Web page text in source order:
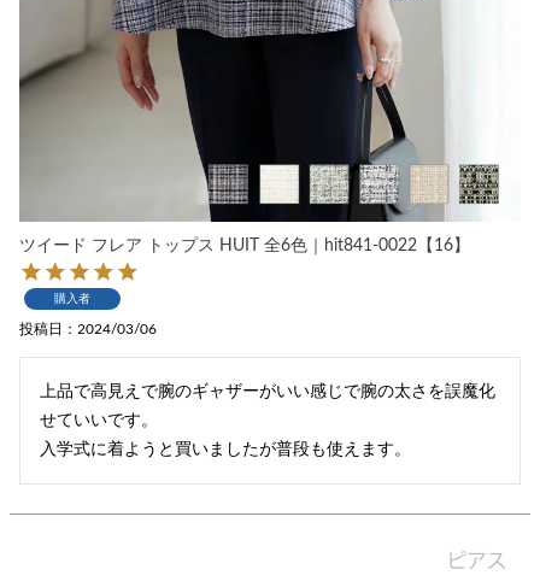
ツイード フレア トップス HUIT 全6色｜hit841-0022【16】
購入者
投稿日 2024/03/06
上品で高見えで腕のギャザーがいい感じで腕の太さを誤魔化
せていいです。
入学式に着ようと買いましたが普段も使えます。